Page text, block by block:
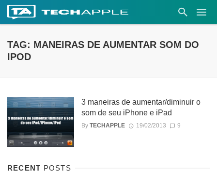
TAG: MANEIRAS DE AUMENTAR SOM DO
IPOD
3 maneiras de aumentar/diminuir o
som de seu iPhone e iPad
By TECHAPPLE 19/02/2013 9
RECENT POSTS